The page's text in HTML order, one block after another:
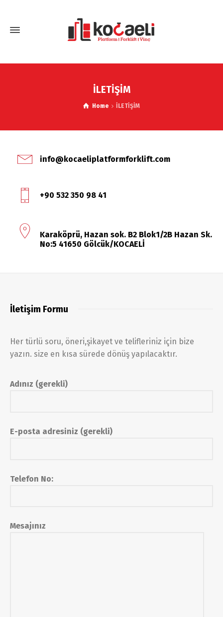
İLETİŞİM
Home İLETİŞİM
info@kocaeliplatformforklift.com
+90 532 350 98 41
Karaköprü, Hazan sok. B2 Blok1/2B Hazan Sk.
No:5 41650 Gölcük/KOCAELİ
İletişim Formu
Her türlü soru, öneri,şikayet ve telifleriniz için bize
yazın. size en kısa sürede dönüş yapılacaktır.
Adınız (gerekli)
E-posta adresiniz (gerekli)
Telefon No:
Mesajınız